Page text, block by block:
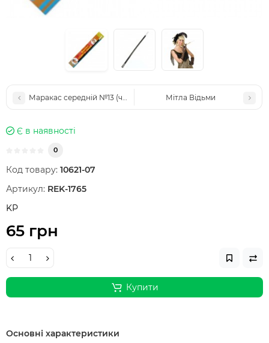
Маракас середній №13 (червоний з жовтим у горошок) (1шт)
Мітла Відьми
Є в наявності
0
Код товару: 10621-07
Артикул: REK-1765
KP
65 грн
Купити
Основні характеристики